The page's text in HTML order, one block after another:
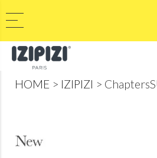
HOME IZIPIZI